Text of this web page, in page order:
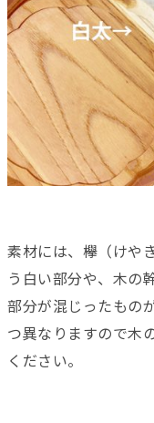
素材には、欅（けや
う白い部分や、木の
部分が混じったもの
つ異なりますので木
ください。